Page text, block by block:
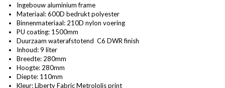
Ingebouw aluminium frame
Materiaal: 600D bedrukt polyester
Binnenmateriaal: 210D nylon voering
PU coating: 1500mm
Duurzaam waterafstotend C6 DWR finish
Inhoud: 9 liter
Breedte: 280mm
Hoogte: 280mm
Diepte: 110mm
Kleur: Liberty Fabric Metrololis print